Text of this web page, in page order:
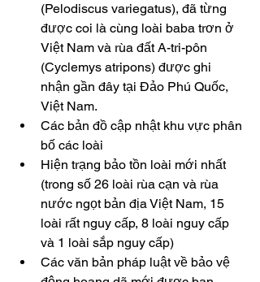
(Pelodiscus variegatus), đã từng
được coi là cùng loài baba trơn ở
Việt Nam và rùa đất A-tri-pôn
(Cyclemys atripons) được ghi
nhận gần đây tại Đảo Phú Quốc,
Việt Nam.
Các bản đồ cập nhật khu vực phân
bố các loài
Hiện trạng bảo tồn loài mới nhất
(trong số 26 loài rùa cạn và rùa
nước ngọt bản địa Việt Nam, 15
loài rất nguy cấp, 8 loài nguy cấp
và 1 loài sắp nguy cấp)
Các văn bản pháp luật về bảo vệ